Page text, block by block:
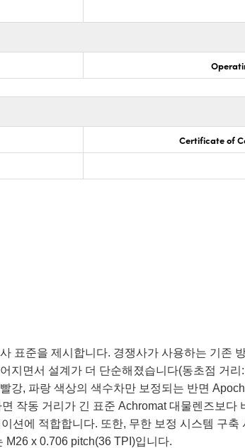
Certificate of
표준을 제시합니다. 경쟁사가 사용하는 기존
면서 설계가 더 단순해졌습니다(동초점 거
, 파랑 색상의 색수차만 보정되는 반면
작동 거리가 긴 표준 Achromat 대물렌즈보다
션에 적합합니다. 또한, 무한 보정 시스템 구
M26 x 0.706 pitch(36 TPI)입니다.